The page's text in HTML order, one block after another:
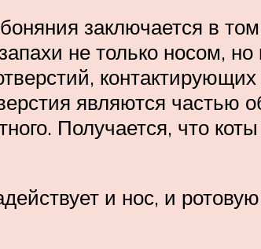
заключается в
не только носом,
являются частью
Получается, что
и нос, и